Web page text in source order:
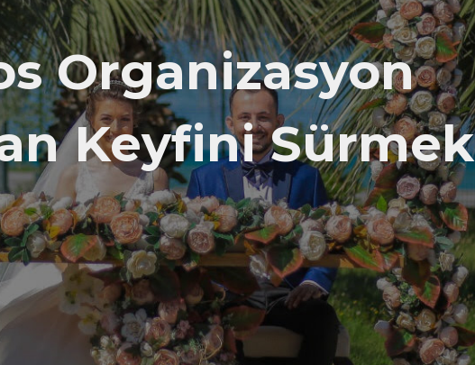
Organizasyon
Keyfini Sürmek